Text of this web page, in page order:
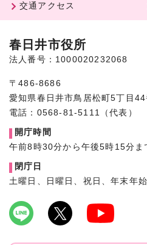
交通アクセス
春日井市役所
法人番号：1000020232068
〒486-8686
愛知県春日井市鳥居松町5丁目44
電話：0568-81-5111（代表）
開庁時間
午前8時30分から午後5時15分ま
閉庁日
土曜日、日曜日、祝日、年末年始